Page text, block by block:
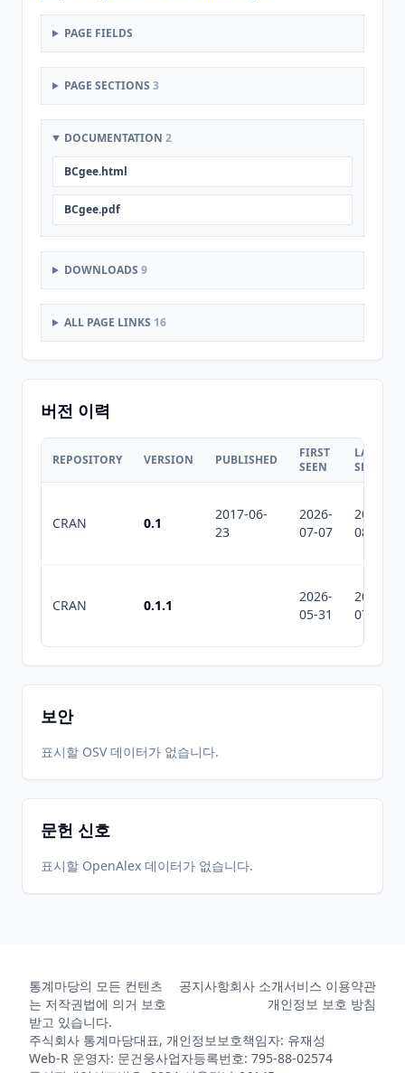
PAGE FIELDS
PAGE SECTIONS 3
DOCUMENTATION 2
BCgee.html
BCgee.pdf
DOWNLOADS 9
ALL PAGE LINKS 16
버전 이력
REPOSITORY VERSION PUBLISHED
FIRST
SEEN
LAST
SEEN
CRAN 0.1
2017-06-
23
2026-
07-07
2026-
08-07
CRAN 0.1.1
2026-
05-31
2026-
07-10
보안
표시할 OSV 데이터가 없습니다.
문헌 신호
표시할 OpenAlex 데이터가 없습니다.
통계마당의 모든 컨텐츠
는 저작권법에 의거 보호
받고 있습니다.
공지사항회사 소개서비스 이용약관
개인정보 보호 방침
주식회사 통계마당대표, 개인정보보호책임자: 유재성
Web-R 운영자: 문건웅사업자등록번호: 795-88-02574